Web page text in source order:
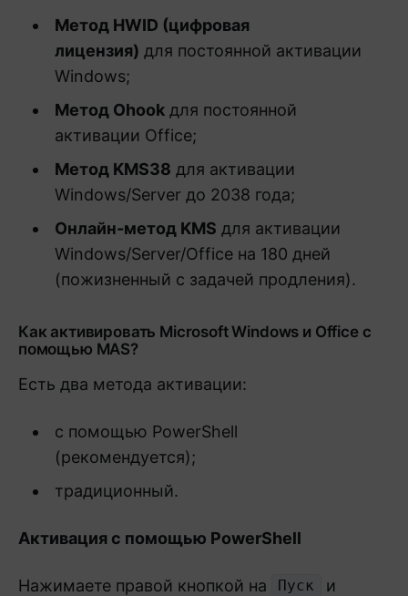
Метод HWID (цифровая
лицензия) для постоянной активации
Windows;
Метод Ohookдля постоянной
активации Office;
Метод KMS38 для активации
Windows/Server до 2038 года;
Онлайн-метод KMS для активации
Windows/Server/Office на 180 дней
(пожизненный с задачей продления).
Как активировать Microsoft Windows и Office с
помощью MAS?
Есть два метода активации:
с помощью PowerShell
(рекомендуется);
традиционный.
Активация с помощью PowerShell
Нажимаете правой кнопкой на Пуск
и